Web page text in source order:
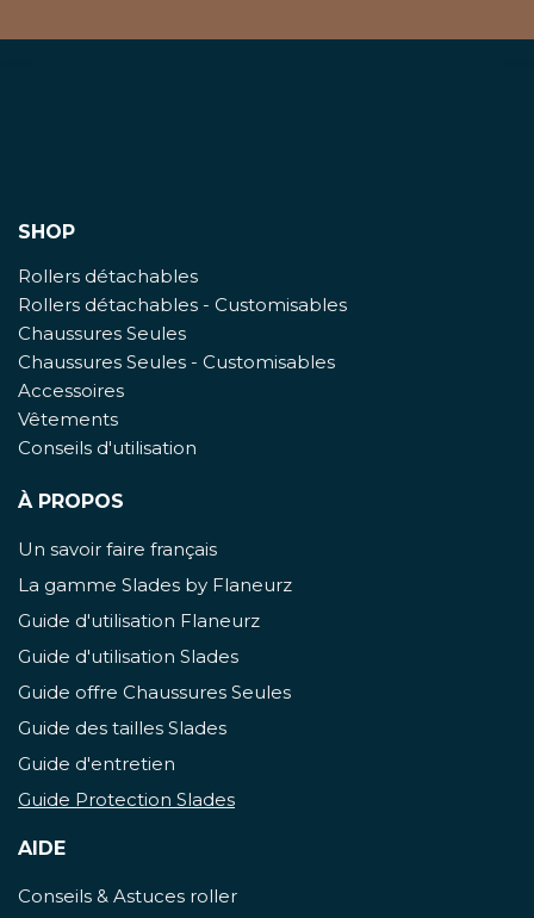
SHOP
Rollers détachables
Rollers détachables - Customisables
Chaussures Seules
Chaussures Seules - Customisables
Accessoires
Vêtements
Conseils d'utilisation
À PROPOS
Un savoir faire français
La gamme Slades by Flaneurz
Guide d'utilisation Flaneurz
Guide d'utilisation Slades
Guide offre Chaussures Seules
Guide des tailles Slades
Guide d'entretien
Guide Protection Slades
AIDE
Conseils & Astuces roller